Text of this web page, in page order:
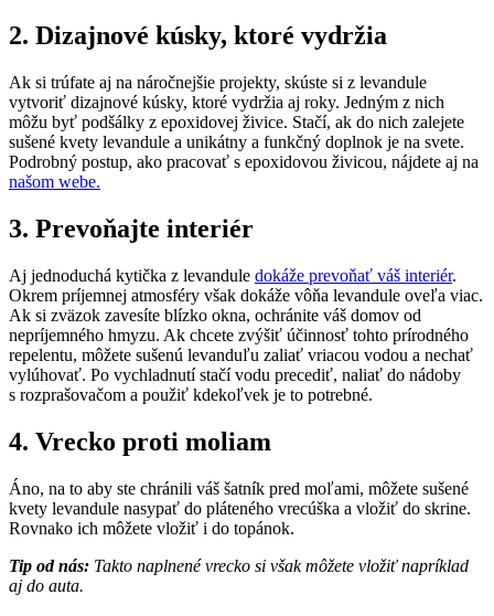
2. Dizajnové kúsky, ktoré vydržia
Ak si trúfate aj na náročnejšie projekty, skúste si z levandule
vytvoriť dizajnové kúsky, ktoré vydržia aj roky. Jedným z nich
môžu byť podšálky z epoxidovej živice. Stačí, ak do nich zalejete
sušené kvety levandule a unikátny a funkčný doplnok je na svete.
Podrobný postup, ako pracovať s epoxidovou živicou, nájdete aj na
našom webe.
3. Prevoňajte interiér
Aj jednoduchá kytička z levandule dokáže prevoňať váš interiér.
Okrem príjemnej atmosféry však dokáže vôňa levandule oveľa viac.
Ak si zväzok zavesíte blízko okna, ochránite váš domov od
nepríjemného hmyzu. Ak chcete zvýšiť účinnosť tohto prírodného
repelentu, môžete sušenú levanduľu zaliať vriacou vodou a nechať
vylúhovať. Po vychladnutí stačí vodu precediť, naliať do nádoby
s rozprašovačom a použiť kdekoľvek je to potrebné.
4. Vrecko proti moliam
Áno, na to aby ste chránili váš šatník pred moľami, môžete sušené
kvety levandule nasypať do pláteného vrecúška a vložiť do skrine.
Rovnako ich môžete vložiť i do topánok.
Tip od nás: Takto naplnené vrecko si však môžete vložiť napríklad
aj do auta.